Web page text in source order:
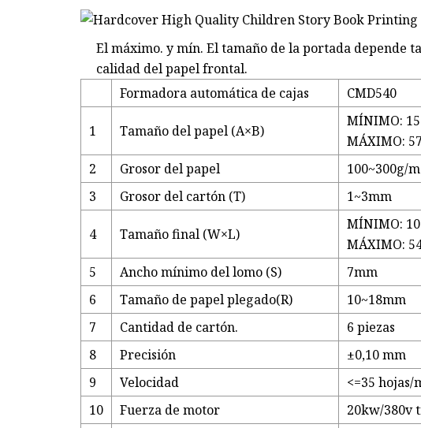
El máximo. y mín. El tamaño de la portada depende
calidad del papel frontal.
Formadora automática de cajas
CMD540
1 Tamaño del papel (A×B)
MÍNIMO:
MÁXIMO:
2
Grosor del papel
100~300g/
3
Grosor del cartón (T) 1~3mm
4 Tamaño final (W×L)
MÍNIMO:
MÁXIMO:
5
Ancho mínimo del lomo (S)
7mm
6
Tamaño de papel plegado(R)
10~18mm
7
Cantidad de cartón.
6 piezas
8
Precisión
±0,10 mm
9
Velocidad
<=35 hojas/
10
Fuerza de motor
20kw/380v